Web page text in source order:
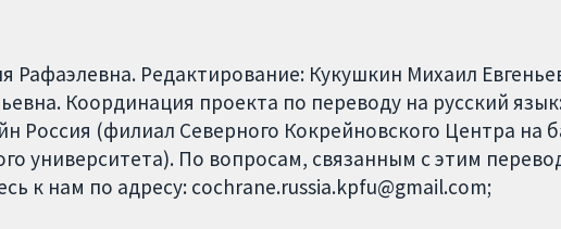
Рафаэлевна. Редактирование: Кукушкин Михаил
Координация проекта по переводу на русский
Россия (филиал Северного Кокрейновского Центра на
университета). По вопросам, связанным с этим
к нам по адресу: cochrane.russia.kpfu@gmail.com;